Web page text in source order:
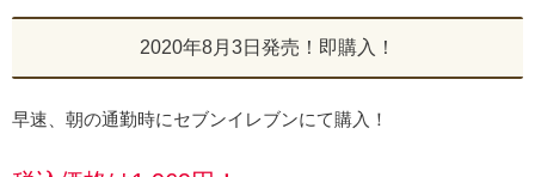
2020年8月3日発売！即購入！
早速、朝の通勤時にセブンイレブンにて購入！